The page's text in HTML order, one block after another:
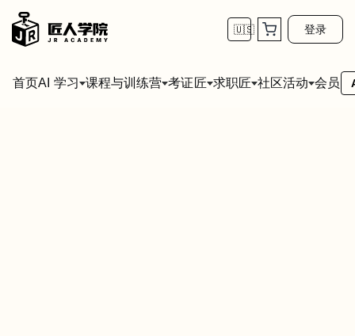
🇺🇸 登录
首页AI 学习 课程与训练营 考证匠 求职匠 社区活动 会员